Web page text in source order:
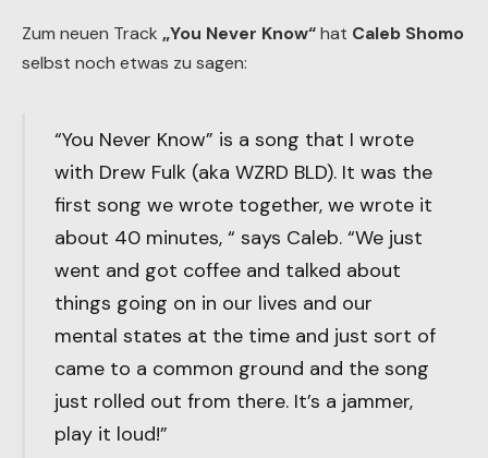
Zum neuen Track „You Never Know“hat Caleb Shomo
selbst noch etwas zu sagen:
“You Never Know” is a song that I wrote
with Drew Fulk (aka WZRD BLD). It was the
first song we wrote together, we wrote it
about 40 minutes, “ says Caleb. “We just
went and got coffee and talked about
things going on in our lives and our
mental states at the time and just sort of
came to a common ground and the song
just rolled out from there. It’s a jammer,
play it loud!”